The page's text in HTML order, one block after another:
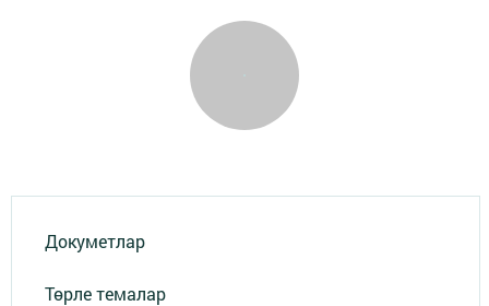
Докуметлар
Төрле темалар